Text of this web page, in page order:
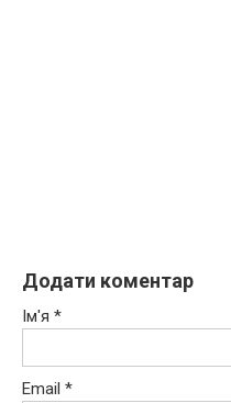
Додати коментар
Ім'я *
Email *